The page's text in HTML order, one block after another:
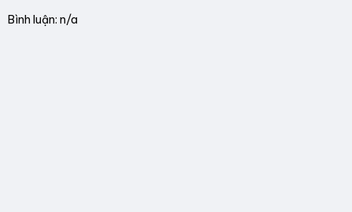
Bình luận: n/a